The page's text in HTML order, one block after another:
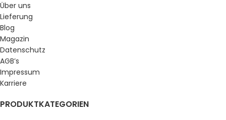
Über uns
Lieferung
Blog
Magazin
Datenschutz
AGB’s
Impressum
Karriere
PRODUKTKATEGORIEN